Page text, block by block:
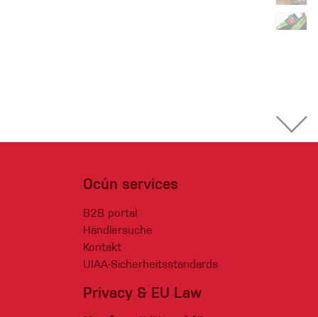
Ocún services
B2B portal
Händlersuche
Kontakt
UIAA-Sicherheitsstandards
Privacy & EU Law